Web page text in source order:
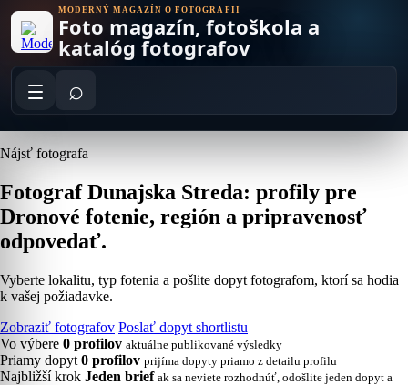
content
MODERNÝ MAGAZÍN O FOTOGRAFII
Foto magazín, fotoškola a
katalóg fotografov
⌕
Nájsť fotografa
Fotograf Dunajska Streda: profily pre
Dronové fotenie, región a pripravenosť
odpovedať.
Vyberte lokalitu, typ fotenia a pošlite dopyt fotografom, ktorí sa hodia
k vašej požiadavke.
Zobraziť fotografov Poslať dopyt shortlistu
Vo výbere 0 profilov aktuálne publikované výsledky
Priamy dopyt 0 profilov prijíma dopyty priamo z detailu profilu
Najbližší krok Jeden brief ak sa neviete rozhodnúť, odošlite jeden dopyt a